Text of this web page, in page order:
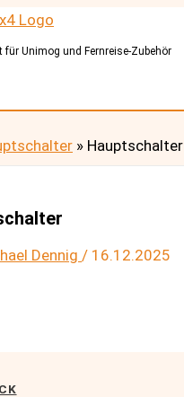
für Unimog und Fernreise-Zubehör
» Hauptschalter
Dennig/ 16.12.2025